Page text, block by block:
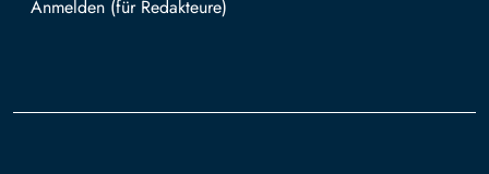
Mit TUBAF Login anmelden